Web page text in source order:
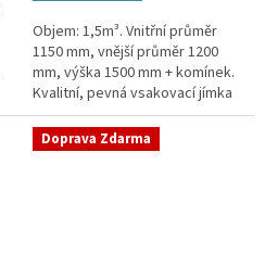
Objem: 1,5m³. Vnitřní průměr
1150 mm, vnější průměr 1200
mm, výška 1500 mm + komínek.
Kvalitní, pevná vsakovací jímka
(nádrž) bez potřeby
obetonování Průměr přítoku a
odtoku +...
Doprava Zdarma